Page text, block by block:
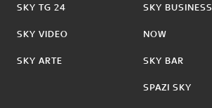
SKY TG 24
SKY VIDEO
SKY ARTE
SKY BUSINESS
NOW
SKY BAR
SPAZI SKY